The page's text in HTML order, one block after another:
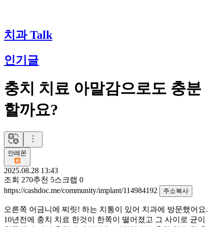
치과 Talk
인기글
충치 치료 아말감으로도 충분
할까요?
안레몬
2025.08.28 13:43
조회 270추천 5스크랩 0
https://cashdoc.me/community/implant/114984192
주소복사
오른쪽 어금니에 찌릿! 하는 치통이 있어 치과에 방문했어요.
10년전에 충치 치료 한것이 한쪽이 떨어졌고 그 사이로 균이